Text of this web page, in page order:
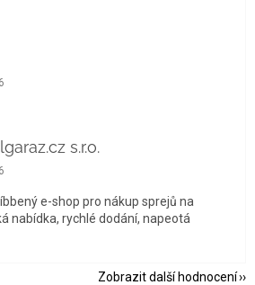
obchodu je 5 z 5 hvězdiček.
s.r.o.
obchodu je 5 z 5 hvězdiček.
e-shop pro nákup sprejů na
nabídka, rychlé dodání, napeotá
Zobrazit další hodnocení